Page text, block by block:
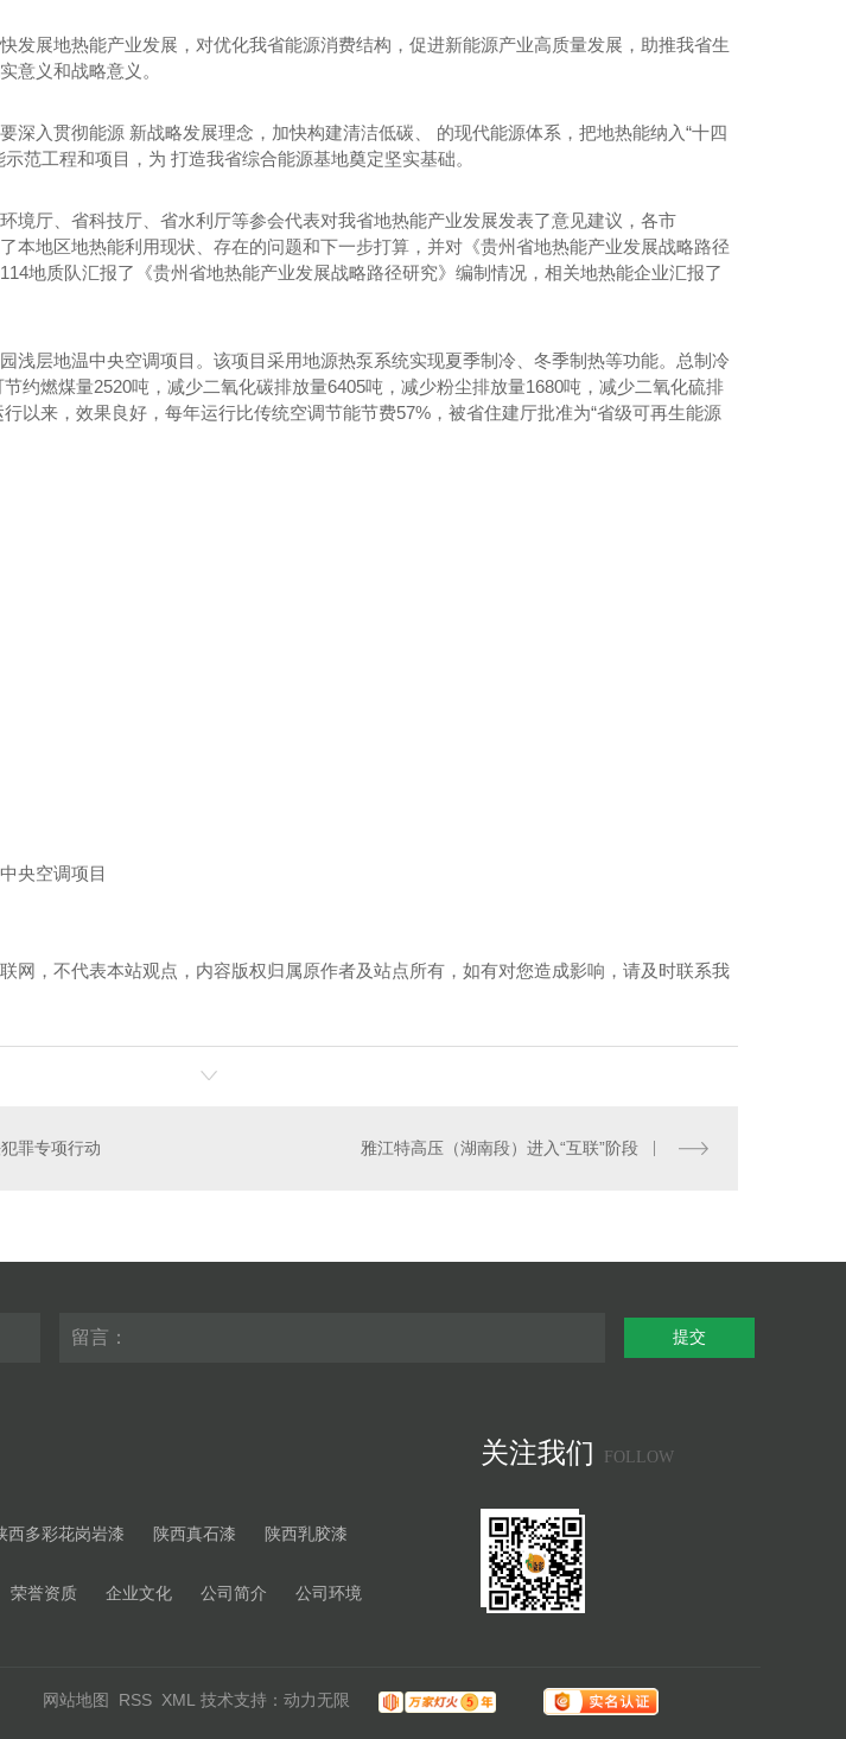
发展地热能产业发展，对优化我省能源消费结构，促进新能源产业高质量发展，助推我省生
意义和战略意义。
深入贯彻能源 新战略发展理念，加快构建清洁低碳、 的现代能源体系，把地热能纳入“十四
范工程和项目，为 打造我省综合能源基地奠定坚实基础。
境厅、省科技厅、省水利厅等参会代表对我省地热能产业发展发表了意见建议，各市
本地区地热能利用现状、存在的问题和下一步打算，并对《贵州省地热能产业发展战略路径
114地质队汇报了《贵州省地热能产业发展战略路径研究》编制情况，相关地热能企业汇报了
浅层地温中央空调项目。该项目采用地源热泵系统实现夏季制冷、冬季制热等功能。总制冷
约燃煤量2520吨，减少二氧化碳排放量6405吨，减少粉尘排放量1680吨，减少二氧化硫排
以来，效果良好，每年运行比传统空调节能节费57%，被省住建厅批准为“省级可再生能源
央空调项目
网，不代表本站观点，内容版权归属原作者及站点所有，如有对您造成影响，请及时联系我
罪专项行动 雅江特高压（湖南段）进入“互联”阶段
提交
西多彩花岗岩漆 陕西真石漆 陕西乳胶漆
荣誉资质 企业文化 公司简介 公司环境
关注我们 FOLLOW
网站地图 RSS XML 技术支持： 动力无限